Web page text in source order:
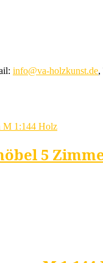
info@va-holzkunst.de,
5